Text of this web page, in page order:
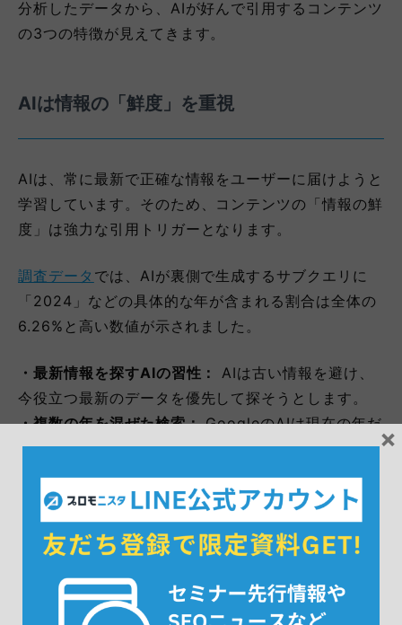
分析したデータから、AIが好んで引用するコンテンツ
の3つの特徴が見えてきます。
AIは情報の「鮮度」を重視
AIは、常に最新で正確な情報をユーザーに届けようと
学習しています。そのため、コンテンツの「情報の鮮
度」は強力な引用トリガーとなります。
調査データ では、AIが裏側で生成するサブクエリに
「2024」などの具体的な年が含まれる割合は全体の
6.26%と高い数値が示されました。
・最新情報を探すAIの習性：
AIは古い情報を避け、
今役立つ最新のデータを優先して探そうとします。
・複数の年を混ぜた検索：GoogleのAIは現在の年だ
けを検索するわけではありません。「2024年と比較
した2025年の予測」のように、前年や翌年を混ぜて
検索する傾向があります。
AI特有の検索行動に応えるために、「この記事の情報
られます。
×